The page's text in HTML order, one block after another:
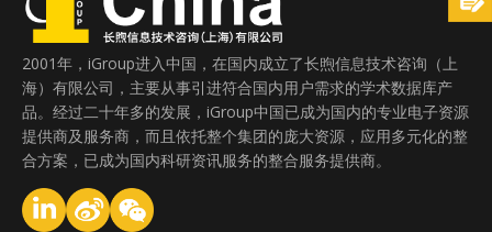
2001年，iGroup进入中国，在国内成立了长煦信息技术咨询（上
海）有限公司，主要从事引进符合国内用户需求的学术数据库产
品。经过二十年多的发展，iGroup中国已成为国内的专业电子资源
提供商及服务商，而且依托整个集团的庞大资源，应用多元化的整
合方案，已成为国内科研资讯服务的整合服务提供商。